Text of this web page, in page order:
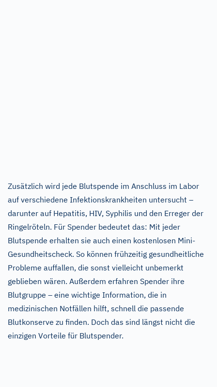
Zusätzlich wird jede Blutspende im Anschluss im Labor
auf verschiedene Infektionskrankheiten untersucht –
darunter auf Hepatitis, HIV, Syphilis und den Erreger der
Ringelröteln. Für Spender bedeutet das: Mit jeder
Blutspende erhalten sie auch einen kostenlosen Mini-
Gesundheitscheck. So können frühzeitig gesundheitliche
Probleme auffallen, die sonst vielleicht unbemerkt
geblieben wären. Außerdem erfahren Spender ihre
Blutgruppe – eine wichtige Information, die in
medizinischen Notfällen hilft, schnell die passende
Blutkonserve zu finden. Doch das sind längst nicht die
einzigen Vorteile für Blutspender.